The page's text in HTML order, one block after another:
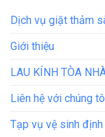
Dịch vụ giặt thảm
Giới thiệu
LAU KÍNH TÒA
Liên hệ với chúng
Tạp vụ vệ sinh